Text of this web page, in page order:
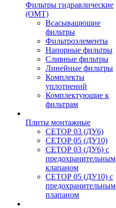
Фильтры гидравлические
(OMT)
Всасыващющие
фильтры
Фильтроэлементы
Напорные фильтры
Сливные фильтры
Линейные фильтры
Комплекты
уплотнений
Комплектующие к
фильтрам
Плиты монтажные
CЕТОР 03 (ДУ6)
CЕТОР 05 (ДУ10)
CЕТОР 03 (ДУ6) с
предохранительным
клапаном
CЕТОР 05 (ДУ10) с
предохранительным
плапаном